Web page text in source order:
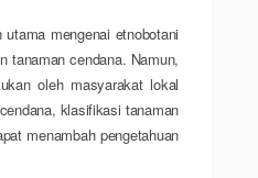
mengenai etnobotani
tanaman cendana. Namun,
oleh masyarakat lokal
klasifikasi tanaman
menambah pengetahuan